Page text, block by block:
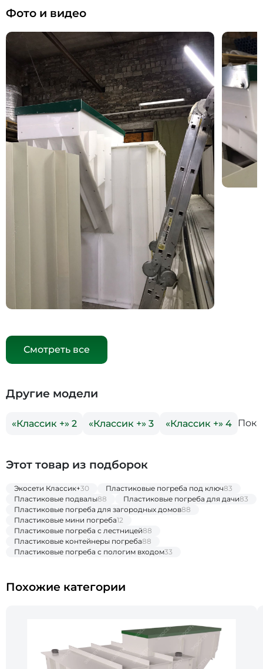
Фото и видео
Смотреть все
Другие модели
«Классик +» 2 «Классик +» 3 «Классик +» 4
Этот товар из подборок
Экосети Классик+30 Пластиковые погреба под ключ83
Пластиковые подвалы88 Пластиковые погреба для дачи83
Пластиковые погреба для загородных домов88
Пластиковые мини погреба12
Пластиковые погреба с лестницей88
Пластиковые контейнеры погреба88
Пластиковые погреба с пологим входом33
Похожие категории